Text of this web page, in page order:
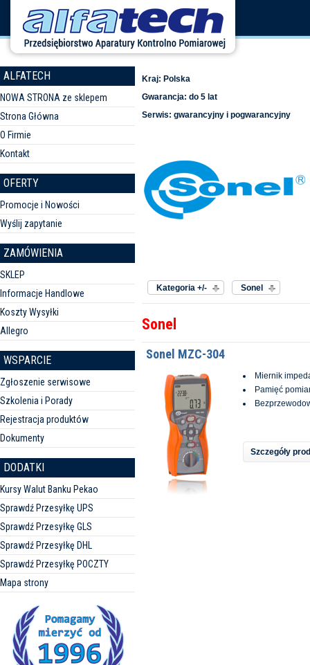
ALFATECH
NOWA STRONA ze sklepem
Strona Główna
O Firmie
Kontakt
OFERTY
Promocje i Nowości
Wyślij zapytanie
ZAMÓWIENIA
SKLEP
Informacje Handlowe
Koszty Wysyłki
Allegro
WSPARCIE
Zgłoszenie serwisowe
Szkolenia i Porady
Rejestracja produktów
Dokumenty
DODATKI
Kursy Walut Banku Pekao
Sprawdź Przesyłkę UPS
Sprawdź Przesyłkę GLS
Sprawdź Przesyłkę DHL
Sprawdź Przesyłkę POCZTY
Mapa strony
Kraj: Polska
Gwarancja: do 5 lat
Serwis: gwarancyjny i pogwarancyjny
Kategoria +/-
Sonel
Sonel
Sonel MZC-304
Miernik
Pamięć
Szczegóły